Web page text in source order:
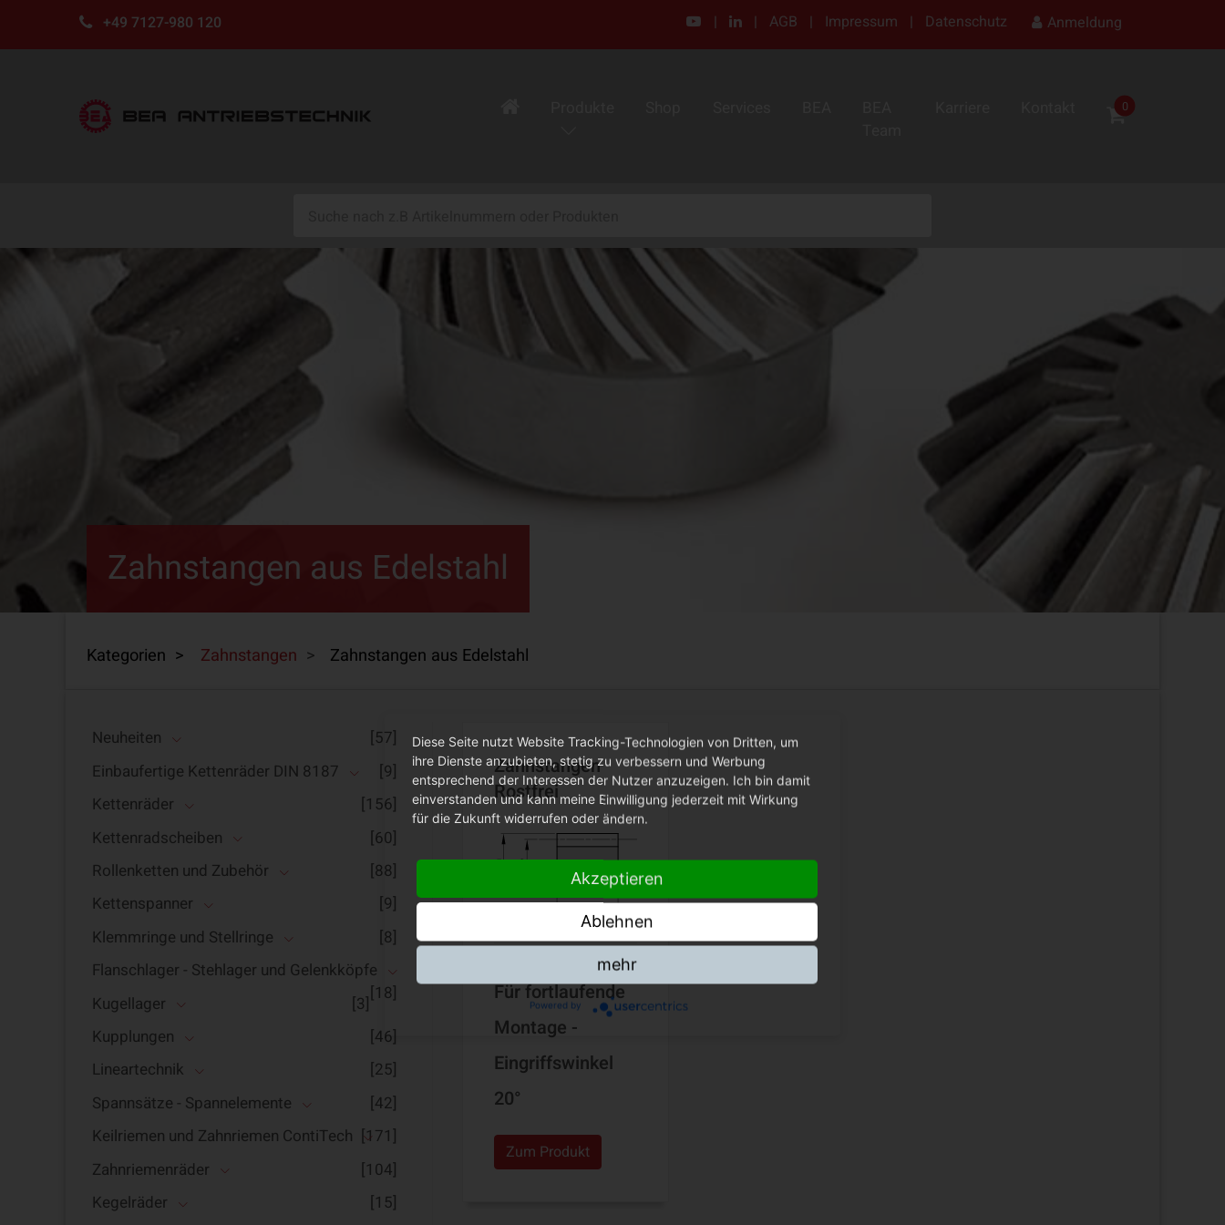
+49 7127-980 120 | | AGB | Impressum | Datenschutz Anmeldung
0
Zahnstangen aus Edelstahl
Kategorien > Zahnstangen > Zahnstangen aus Edelstahl
Zahnstangen
Rostfrei
Für fortlaufende
Montage -
Eingriffswinkel
20°
Zum Produkt
Neuheiten
[57]
Einbaufertige Kettenräder DIN 8187
[9]
Kettenräder
[156]
Kettenradscheiben
[60]
Rollenketten und Zubehör
[88]
Kettenspanner
[9]
Klemmringe und Stellringe
[8]
Flanschlager - Stehlager und Gelenkköpfe
[18]
Kugellager
[3]
Kupplungen
[46]
Lineartechnik
[25]
Spannsätze - Spannelemente
[42]
Keilriemen und Zahnriemen ContiTech [171]
Zahnriemenräder
[104]
Kegelräder
[15]
Diese Seite nutzt Website Tracking-Technologien von Dritten, um
ihre Dienste anzubieten, stetig zu verbessern und Werbung
entsprechend der Interessen der Nutzer anzuzeigen. Ich bin damit
einverstanden und kann meine Einwilligung jederzeit mit Wirkung
für die Zukunft widerrufen oder ändern.
Akzeptieren
Ablehnen
mehr
Powered by